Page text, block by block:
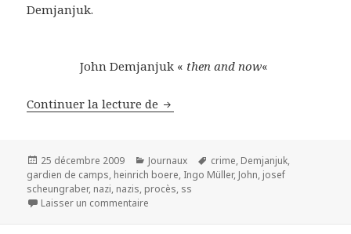
Demjanjuk.
John Demjanjuk « then and now«
Continuer la lecture de Anciens SS – gardiens de
Publié
le
25 décembre 2009 Catégories
Journaux
Mots-
clés
crime, Demjanjuk,
gardien de camps, heinrich boere, Ingo Müller, John, josef
scheungraber, nazi, nazis, procès, ss
Laisser un commentaire